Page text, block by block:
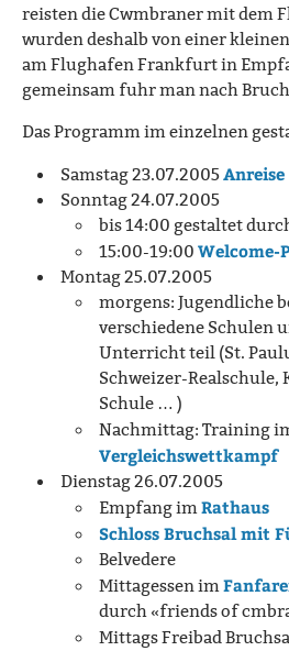
reisten die Cwmbraner mit dem
wurden deshalb von einer
am Flughafen Frankfurt in
gemeinsam fuhr man nach
Das Programm im einzelnen
Samstag 23.07.2005Anreise
Sonntag 24.07.2005
bis 14:00 gestaltet
15:00-19:00 Welcome-
Montag 25.07.2005
morgens: Jugendliche
verschiedene Schulen
Unterricht teil (St.
Schweizer-Realschule,
Schule … )
Nachmittag: Training
Vergleichswettkampf
Dienstag 26.07.2005
Empfang imRathaus
Schloss Bruchsal mit
Belvedere
Mittagessen im
durch «friends of
Mittags Freibad